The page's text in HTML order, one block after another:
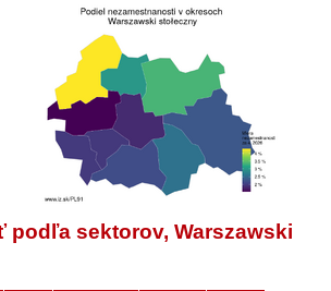
podľa sektorov, Warszawski